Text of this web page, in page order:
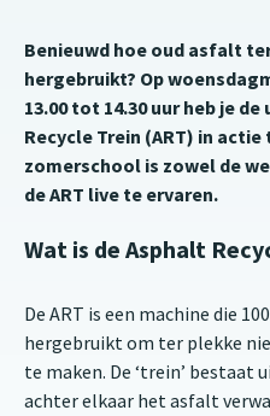
Benieuwd hoe oud asfalt
hergebruikt? Op
13.00 tot 14.30 uur heb je
Recycle Trein (ART) in
zomerschool is zowel de
de ART live te ervaren.
Wat is de Asphalt
De ART is een machine die
hergebruikt om ter plekke
te maken. De ‘trein’ bestaat
achter elkaar het asfalt